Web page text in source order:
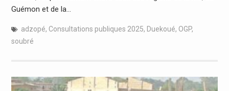
Guémon et de la…
adzopé, Consultations publiques 2025, Duekoué, OGP,
soubré